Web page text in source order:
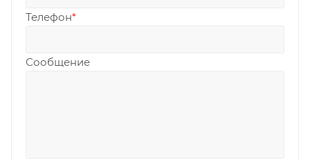
Телефон*
Сообщение